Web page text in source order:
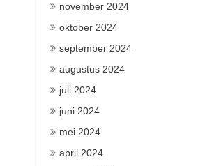
november 2024
oktober 2024
september 2024
augustus 2024
juli 2024
juni 2024
mei 2024
april 2024